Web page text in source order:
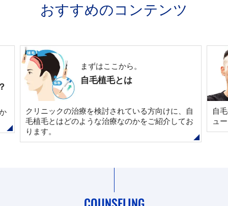
当院では、医師法24条1項に基づき医師が診療の
際に作成する診療録は、医師法24条2項に基づき
診療録の保存義務があります。保存期間は患者さ
まの個人情報は削除できませんのでご留意下さ
い。
個人情報の開示・訂正・削除については、下記問
おすすめのコンテンツ
ビフォーアフター
自毛植毛の症例
自毛植毛施術を受けられた患者さまの自然なボリ
ューム感をお確かめください。
薄
後